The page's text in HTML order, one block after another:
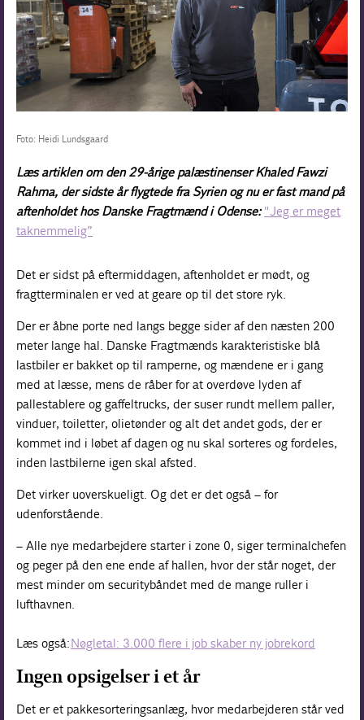
Foto: Heidi Lundsgaard
Læs artiklen om den 29-årige palæstinenser Khaled Fawzi
Rahma, der sidste år flygtede fra Syrien og nu er fast mand på
aftenholdet hos Danske Fragtmænd i Odense: "Jeg er meget
taknemmelig”
Det er sidst på eftermiddagen, aftenholdet er mødt, og
fragtterminalen er ved at geare op til det store ryk.
Der er åbne porte ned langs begge sider af den næsten 200
meter lange hal. Danske Fragtmænds karakteristiske blå
lastbiler er bakket op til ramperne, og mændene er i gang
med at læsse, mens de råber for at overdøve lyden af
pallestablere og gaffeltrucks, der suser rundt mellem paller,
vinduer, toiletter, olietønder og alt det andet gods, der er
kommet ind i løbet af dagen og nu skal sorteres og fordeles,
inden lastbilerne igen skal afsted.
Det virker uoverskueligt. Og det er det også – for
udenforstående.
– Alle nye medarbejdere starter i zone 0, siger terminalchefen
og peger på den ene ende af hallen, hvor der står noget, der
mest minder om securitybåndet med de mange ruller i
lufthavnen.
Læs også:Nøgletal: 3.000 flere i job skaber ny jobrekord
Ingen opsigelser i et år
Det er et pakkesorteringsanlæg, hvor medarbejderen står ved